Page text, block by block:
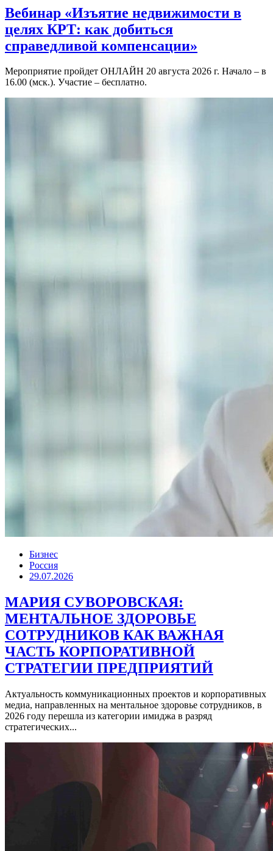
Вебинар «Изъятие недвижимости в
целях КРТ: как добиться
справедливой компенсации»
Мероприятие пройдет ОНЛАЙН 20 августа 2026 г. Начало – в
16.00 (мск.). Участие – бесплатно.
Бизнес
Россия
29.07.2026
МАРИЯ СУВОРОВСКАЯ:
МЕНТАЛЬНОЕ ЗДОРОВЬЕ
СОТРУДНИКОВ КАК ВАЖНАЯ
ЧАСТЬ КОРПОРАТИВНОЙ
СТРАТЕГИИ ПРЕДПРИЯТИЙ
Актуальность коммуникационных проектов и корпоративных
медиа, направленных на ментальное здоровье сотрудников, в
2026 году перешла из категории имиджа в разряд
стратегических...